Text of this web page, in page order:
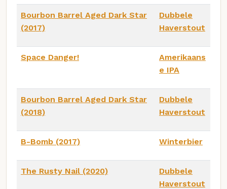
Bourbon Barrel Aged Dark Star
(2017)
Dubbele
Haverstout
Space Danger!
Amerikaans
e IPA
Bourbon Barrel Aged Dark Star
(2018)
Dubbele
Haverstout
B-Bomb (2017) Winterbier
The Rusty Nail (2020)
Dubbele
Haverstout